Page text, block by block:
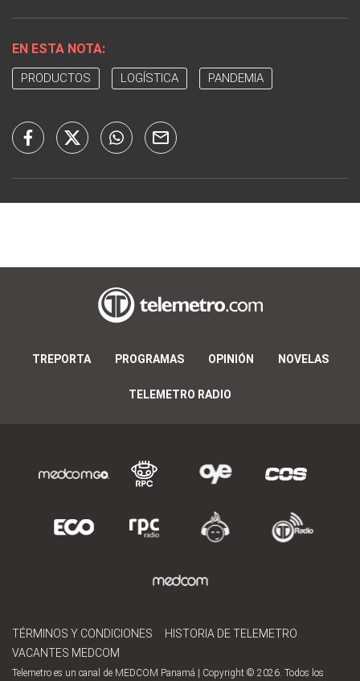
EN ESTA NOTA:
PRODUCTOS LOGÍSTICA PANDEMIA
TREPORTA PROGRAMAS OPINIÓN NOVELAS
TELEMETRO RADIO
TÉRMINOS Y CONDICIONES
HISTORIA DE TELEMETRO
VACANTES MEDCOM
Telemetro es un canal de MEDCOM Panamá | Copyright © 2026. Todos los